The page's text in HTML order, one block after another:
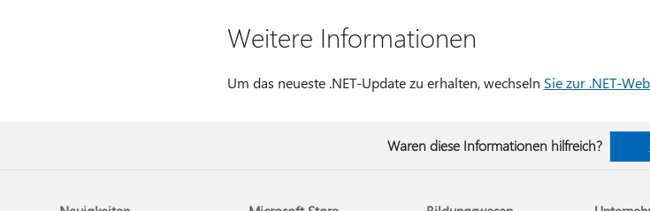
Weitere Informationen
Um das neueste .NET-Update zu erhalten, wechseln Sie zur .NET-
Waren diese Informationen hilfreich?